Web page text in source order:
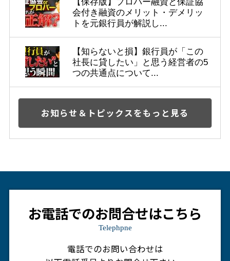
会付き融資のメリット・デメリッ
トを元銀行員が解説し...
【知らないと損】銀行員が「この
社長に貸したい」と思う経営者の5
つの共通点について...
お知らせ＆トピックスをもっと見る
お電話でのお問合せはこちら
Telephpne
電話でのお問い合わせは